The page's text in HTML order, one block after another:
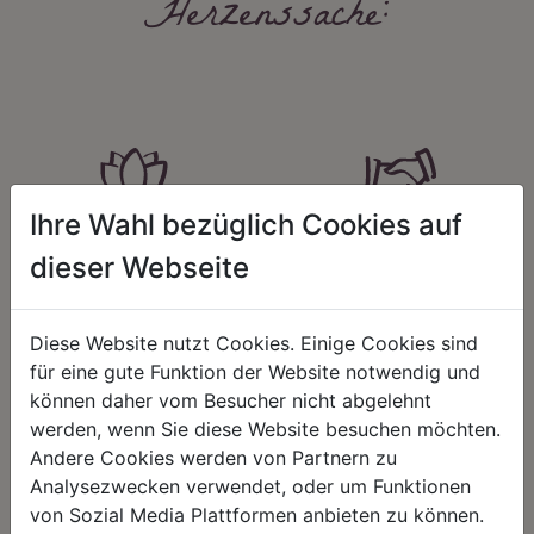
Herzenssache:
HARMONIE
Unser Sortiment steht für ein
positives Lebensgefühl. Wir
Momente für harmonische Stunden
zu Hause – den Ort, an dem
Menschen sich geborgen fühlen und
positive Energie schöpfen.
FAIRNESS
auch ein guter Preis. Wir handeln
Kalkulation, angemessene
Entlohnung und unsere
nachhaltigen, gewachsenen
Geschäftsbeziehungen.
Ihre Wahl bezüglich Cookies auf
dieser Webseite
Diese Website nutzt Cookies. Einige Cookies sind
für eine gute Funktion der Website notwendig und
können daher vom Besucher nicht abgelehnt
werden, wenn Sie diese Website besuchen möchten.
Andere Cookies werden von Partnern zu
Analysezwecken verwendet, oder um Funktionen
von Sozial Media Plattformen anbieten zu können.